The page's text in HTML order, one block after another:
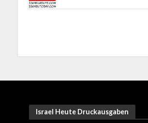
Israel Heute Druckausgaben